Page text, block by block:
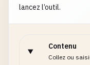
lancez l’outil.
Contenu
Collez ou